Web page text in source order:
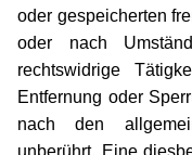
oder gespeicherten
oder nach
rechtswidrige
Entfernung oder
nach den